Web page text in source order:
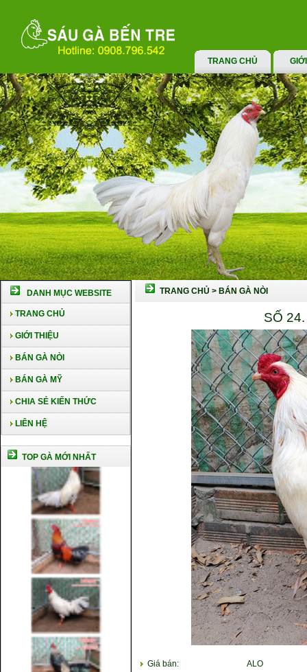
TRANG CHỦ
DANH MỤC WEBSITE
TRANG CHỦ
GIỚI THIỆU
BÁN GÀ NÒI
BÁN GÀ MỸ
CHIA SẺ KIẾN THỨC
LIÊN HỆ
TOP GÀ MỚI NHẤT
TRANG CHỦ > BÁN GÀ NÒI
SỐ
Giá bán: ALO